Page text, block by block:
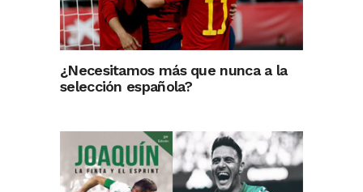
¿Necesitamos más que nunca a la
selección española?